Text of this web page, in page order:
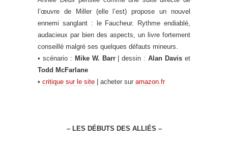
l’œuvre de Miller (elle l’est) propose un nouvel
ennemi sanglant : le Faucheur. Rythme endiablé,
audacieux par bien des aspects, un livre fortement
conseillé malgré ses quelques défauts mineurs.
• scénario : Mike W. Barr| dessin :Alan Davis et
Todd McFarlane
• critique sur le site | acheter sur amazon.fr
– LES DÉBUTS DES ALLIÉS –